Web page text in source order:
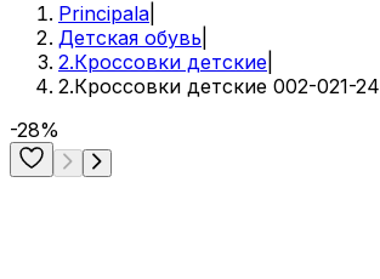
Principala
Детская обувь
2.Кроссовки детские
2.Кроссовки детские 002-021-24
-28%